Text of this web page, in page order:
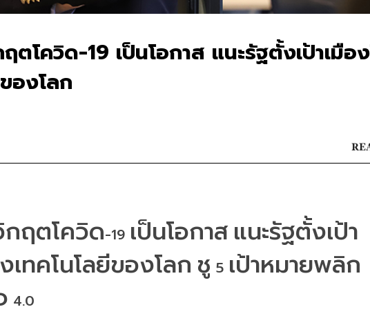
โควิด-19 เป็นโอกาส แนะรัฐตั้งเป้าเมือ
องโลก
ฤตโควิด-19 เป็นโอกาสแนะรัฐตั้งเป้า
ทคโนโลยีของโลก ชู 5 เป้าหมายพลิก
4.0